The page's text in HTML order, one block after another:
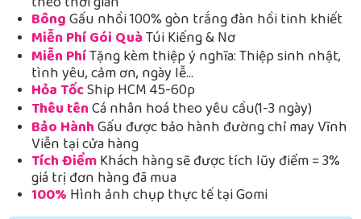
BôngGấu nhồi 100% gòn trắng đàn hồi tinh khiết
Miễn Phí Gói QuàTúi Kiếng & Nơ
Miễn PhíTặng kèm thiệp ý nghĩa: Thiệp sinh nhật,
tình yêu, cảm ơn, ngày lễ…
Hỏa TốcShip HCM 45-60p
Thêu tênCá nhân hoá theo yêu cầu(1-3 ngày)
Bảo HànhGấu được bảo hành đường chỉ may Vĩnh
Viễn tại cửa hàng
Tích ĐiểmKhách hàng sẽ được tích lũy điểm = 3%
giá trị đơn hàng đã mua
100% Hình ảnh chụp thực tế tại Gomi